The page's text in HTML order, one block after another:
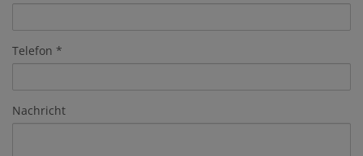
Telefon
Nachricht